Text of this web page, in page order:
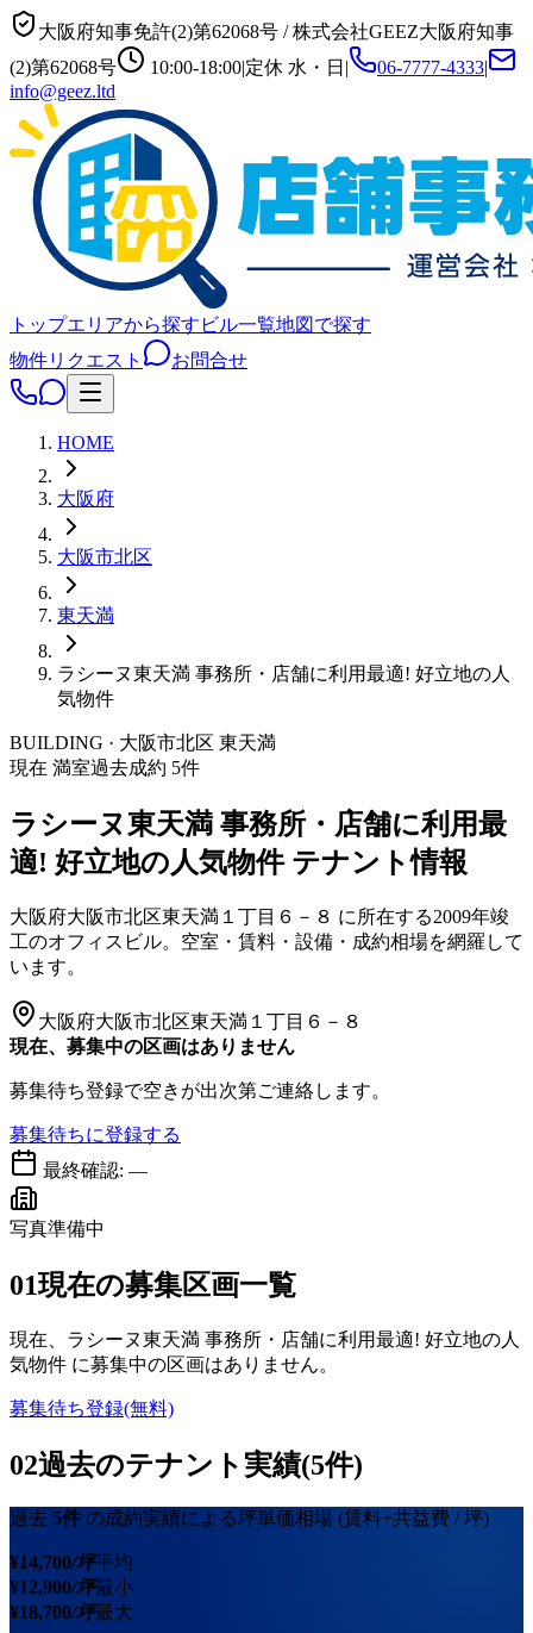
大阪府知事免許(2)第62068号 /株式会社GEEZ大阪府知事
(2)第62068号
10:00-18:00|定休 水・日 | 06-7777-4333|
info@geez.ltd
トップエリアから探す ビル一覧地図で探す
物件リクエスト
お問合せ
HOME
大阪府
大阪市北区
東天満
ラシーヌ東天満 事務所・店舗に利用最適! 好立地の人
気物件
BUILDING · 大阪市北区 東天満
現在 満室過去成約 5件
ラシーヌ東天満 事務所・店舗に利用最
適! 好立地の人気物件 テナント情報
大阪府大阪市北区東天満１丁目６－８ に所在する2009年竣
工のオフィスビル。空室・賃料・設備・成約相場を網羅して
います。
大阪府大阪市北区東天満１丁目６－８
現在、募集中の区画はありません
募集待ち登録で空きが出次第ご連絡します。
募集待ちに登録する
最終確認: —
写真準備中
01現在の募集区画一覧
現在、 ラシーヌ東天満 事務所・店舗に利用最適! 好立地の人
気物件 に募集中の区画はありません。
募集待ち登録(無料)
02過去のテナント実績(5件)
過去 5件 の成約実績による坪単価相場 (賃料+共益費 / 坪)
¥14,700/坪平均
¥12,900/坪最小
¥18,700/坪最大